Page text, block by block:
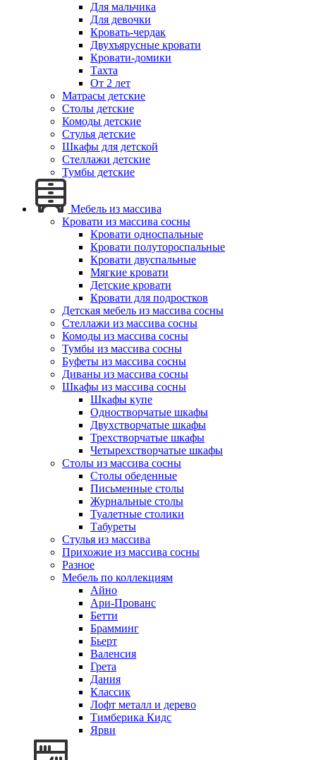
Для мальчика
Для девочки
Кровать-чердак
Двухъярусные кровати
Кровати-домики
Тахта
От 2 лет
Матрасы детские
Столы детские
Комоды детские
Стулья детские
Шкафы для детской
Стеллажи детские
Тумбы детские
Мебель из массива
Кровати из массива сосны
Кровати односпальные
Кровати полутороспальные
Кровати двуспальные
Мягкие кровати
Детские кровати
Кровати для подростков
Детская мебель из массива сосны
Стеллажи из массива сосны
Комоды из массива сосны
Тумбы из массива сосны
Буфеты из массива сосны
Диваны из массива сосны
Шкафы из массива сосны
Шкафы купе
Одностворчатые шкафы
Двухстворчатые шкафы
Трехстворчатые шкафы
Четырехстворчатые шкафы
Столы из массива сосны
Столы обеденные
Письменные столы
Журнальные столы
Туалетные столики
Табуреты
Стулья из массива
Прихожие из массива сосны
Разное
Мебель по коллекциям
Айно
Ари-Прованс
Бетти
Брамминг
Бьерт
Валенсия
Грета
Дания
Классик
Лофт металл и дерево
Тимберика Кидс
Ярви